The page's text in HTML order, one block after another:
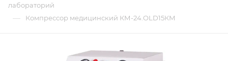
лабораторий
— Компрессор медицинский КМ-24.OLD15КМ